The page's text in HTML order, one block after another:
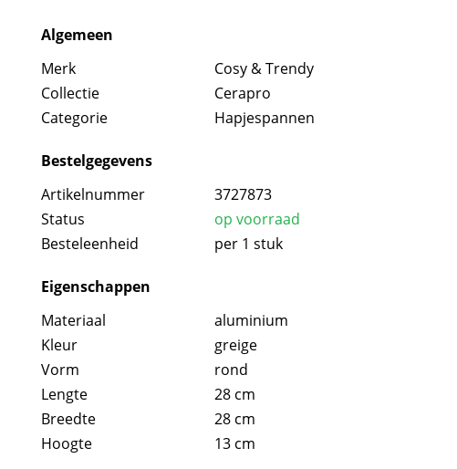
Algemeen
Merk
Cosy & Trendy
Collectie
Cerapro
Categorie
Hapjespannen
Bestelgegevens
Artikelnummer
3727873
Status
op voorraad
Besteleenheid
per 1 stuk
Eigenschappen
Materiaal
aluminium
Kleur
greige
Vorm
rond
Lengte
28 cm
Breedte
28 cm
Hoogte
13 cm